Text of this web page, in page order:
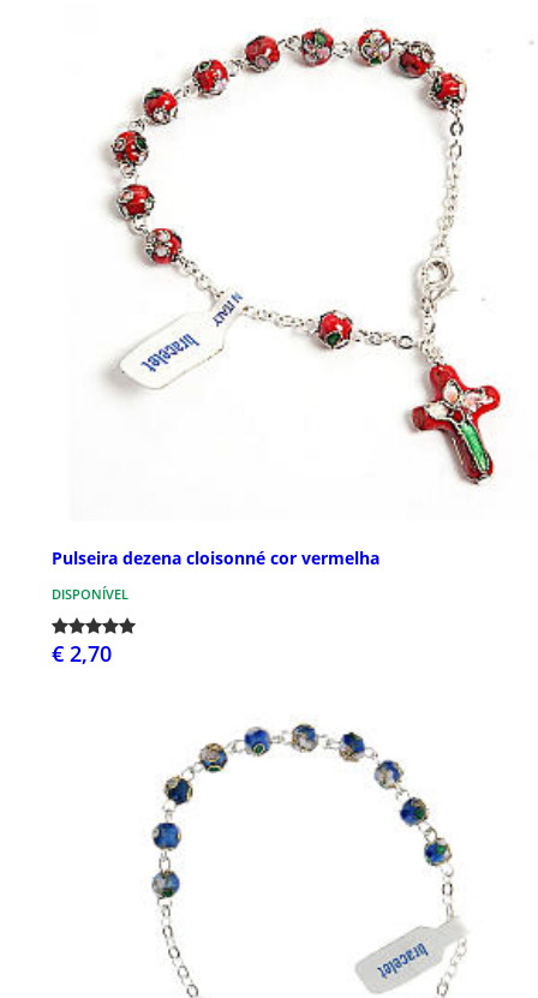
Pulseira dezena cloisonné cor vermelha
DISPONÍVEL
€ 2,70